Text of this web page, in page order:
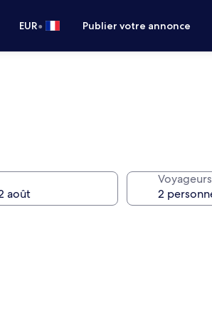
EUR• Publier votre annonce
Voyageurs